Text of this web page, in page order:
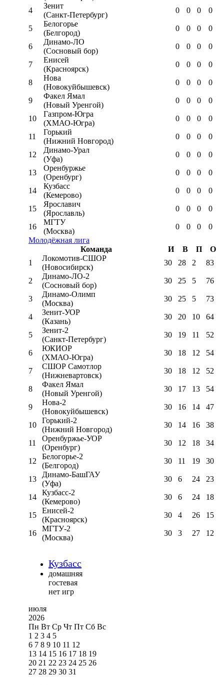
4
Зенит
(Санкт-Петербург)
0 0 0 0
5
Белогорье
(Белгород)
0 0 0 0
6
Динамо-ЛО
(Сосновый бор)
0 0 0 0
7
Енисей
(Красноярск)
0 0 0 0
8
Нова
(Новокуйбышевск)
0 0 0 0
9
Факел Ямал
(Новый Уренгой)
0 0 0 0
10
Газпром-Югра
(ХМАО-Югра)
0 0 0 0
11
Горький
(Нижний Новгород)
0 0 0 0
12
Динамо-Урал
(Уфа)
0 0 0 0
13
Оренбуржье
(Оренбург)
0 0 0 0
14
Кузбасс
(Кемерово)
0 0 0 0
15
Ярославич
(Ярославль)
0 0 0 0
16
МГТУ
(Москва)
0 0 0
0
Молодёжная лига
Команда
И В П
О
1
Локомотив-CШОР
(Новосибирск)
30 28 2 83
2
Динамо-ЛО-2
(Сосновый бор)
30 25 5 76
3
Динамо-Олимп
(Москва)
30 25 5 73
4
Зенит-УОР
(Казань)
30 20 10 64
5
Зенит-2
(Санкт-Петербург)
30 19 11 52
6
ЮКИОР
(ХМАО-Югра)
30 18 12 54
7
СШОР Самотлор
(Нижневартовск)
30 18 12 52
8
Факел Ямал
(Новый Уренгой)
30 17 13 54
9
Нова-2
(Новокуйбышевск)
30 16 14 47
10
Горький-2
(Нижний Новгород)
30 14 16 38
11
Оренбуржье-УОР
(Оренбург)
30 12 18 34
12
Белогорье-2
(Белгород)
30 11 19 30
13
Динамо-БашГАУ
(Уфа)
30 6 24 23
14
Кузбасс-2
(Кемерово)
30 6 24 18
15
Енисей-2
(Красноярск)
30 4 26 15
16
МГТУ-2
(Москва)
30 3 27 12
Кузбасс
домашняя
гостевая
нет игр
июля
2026
Пн Вт Ср Чт Пт Сб Вс
1 2 3 4 5
6 7 8 9 10 11 12
13 14 15 16 17 18 19
20 21 22 23 24 25 26
27 28 29 30 31